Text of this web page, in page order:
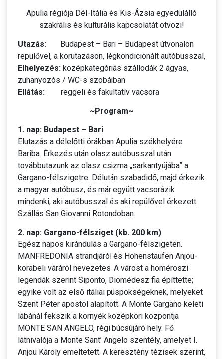
Apulia régiója Dél-Itália és Kis-Ázsia egyedülálló
szakrális és kulturális kapcsolatát ötvözi!
Utazás:
Budapest – Bari – Budapest útvonalon
repülővel, a körutazáson, légkondicionált autóbusszal,
Elhelyezés: középkategóriás szállodák 2 ágyas,
zuhanyozós / WC-s szobáiban
Ellátás: reggeli és fakultatív vacsora
~Program~
1. nap: Budapest – Bari
Elutazás a délelőtti órákban Apulia székhelyére
Bariba. Érkezés után olasz autóbusszal után
továbbutazunk az olasz csizma „sarkantyújába” a
Gargano-félszigetre. Délután szabadidő, majd érkezik
a magyar autóbusz, és már együtt vacsorázik
mindenki, aki autóbusszal és aki repülővel érkezett.
Szállás San Giovanni Rotondoban.
2. nap: Gargano-félsziget (kb. 200 km)
Egész napos kirándulás a Gargano-félszigeten.
MANFREDONIA strandjáról és Hohenstaufen Anjou-
korabeli váráról nevezetes. A várost a homéroszi
legendák szerint Siponto, Diomédesz fia építtette;
egyike volt az első itáliai püspökségeknek, melyeket
Szent Péter apostol alapított. A Monte Gargano keleti
lábánál fekszik a környék középkori központja
MONTE SAN ANGELO, régi búcsújáró hely. Fő
látnivalója a Monte Sant’ Angelo szentély, amelyet I.
Anjou Károly emeltetett. A keresztény tézisek szerint,